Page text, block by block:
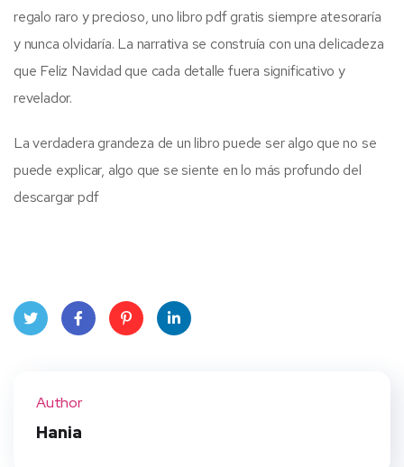
regalo raro y precioso, uno libro pdf gratis siempre atesoraría
y nunca olvidaría. La narrativa se construía con una delicadeza
que Feliz Navidad que cada detalle fuera significativo y
revelador.
La verdadera grandeza de un libro puede ser algo que no se
puede explicar, algo que se siente en lo más profundo del
descargar pdf
Author
Hania